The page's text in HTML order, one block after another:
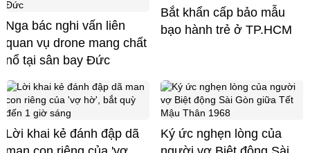
Nga bác nghi vấn liên
quan vụ drone mang chất
nổ tại sân bay Đức
Bắt khẩn cấp bảo mẫu
bạo hành trẻ ở TP.HCM
Lời khai kẻ đánh đập dã
Ký ức nghẹn lòng của